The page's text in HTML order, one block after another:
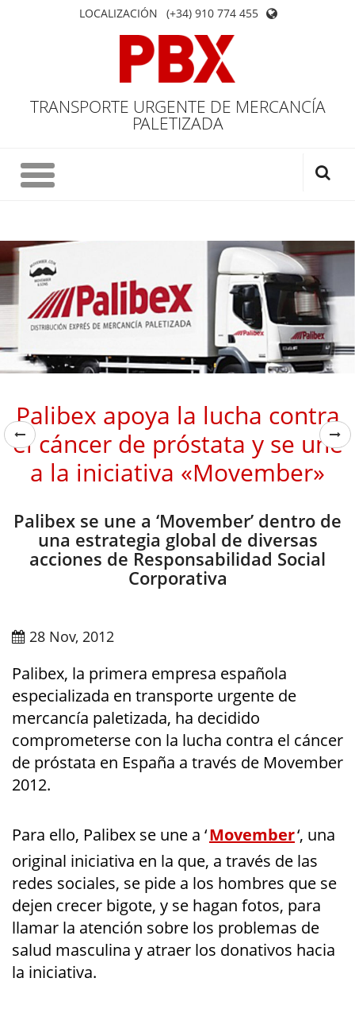
LOCALIZACIÓN (+34) 910 774 455
TRANSPORTE URGENTE DE MERCANCÍA
PALETIZADA
Palibex apoya la lucha contra
el cáncer de próstata y se une
a la iniciativa «Movember»
Palibex se une a ‘Movember’ dentro de
una estrategia global de diversas
acciones de Responsabilidad Social
Corporativa
28 Nov, 2012
Palibex, la primera empresa española
especializada en transporte urgente de
mercancía paletizada, ha decidido
comprometerse con la lucha contra el cáncer
de próstata en España a través de Movember
2012.
Para ello, Palibex se une a ‘Movember‘, una
original iniciativa en la que, a través de las
redes sociales, se pide a los hombres que se
dejen crecer bigote, y se hagan fotos, para
llamar la atención sobre los problemas de
salud masculina y atraer los donativos hacia
la iniciativa.